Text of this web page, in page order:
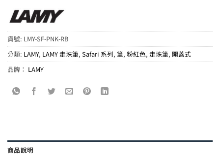
貨號: LMY-SF-PNK-RB
分類: LAMY, LAMY 走珠筆, Safari 系列, 筆, 粉紅色, 走珠筆, 開蓋式
品牌： LAMY
商品說明